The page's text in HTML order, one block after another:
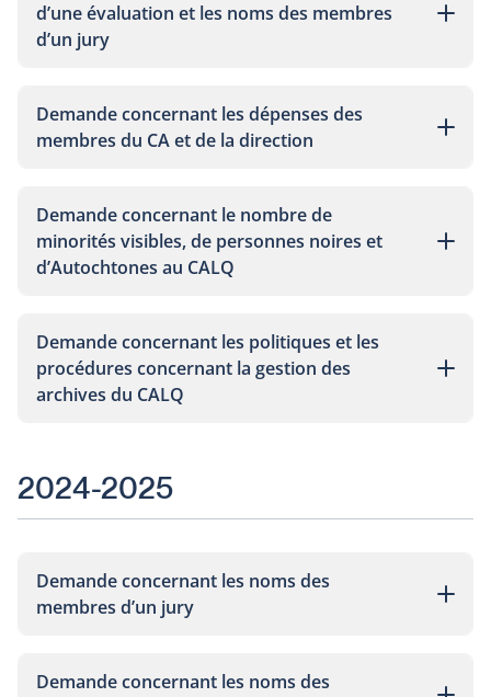
d’une évaluation et les noms des membres
d’un jury
Demande concernant les dépenses des
membres du CA et de la direction
Demande concernant le nombre de
minorités visibles, de personnes noires et
d’Autochtones au CALQ
Demande concernant les politiques et les
procédures concernant la gestion des
archives du CALQ
2024-2025
Demande concernant les noms des
membres d’un jury
Demande concernant les noms des